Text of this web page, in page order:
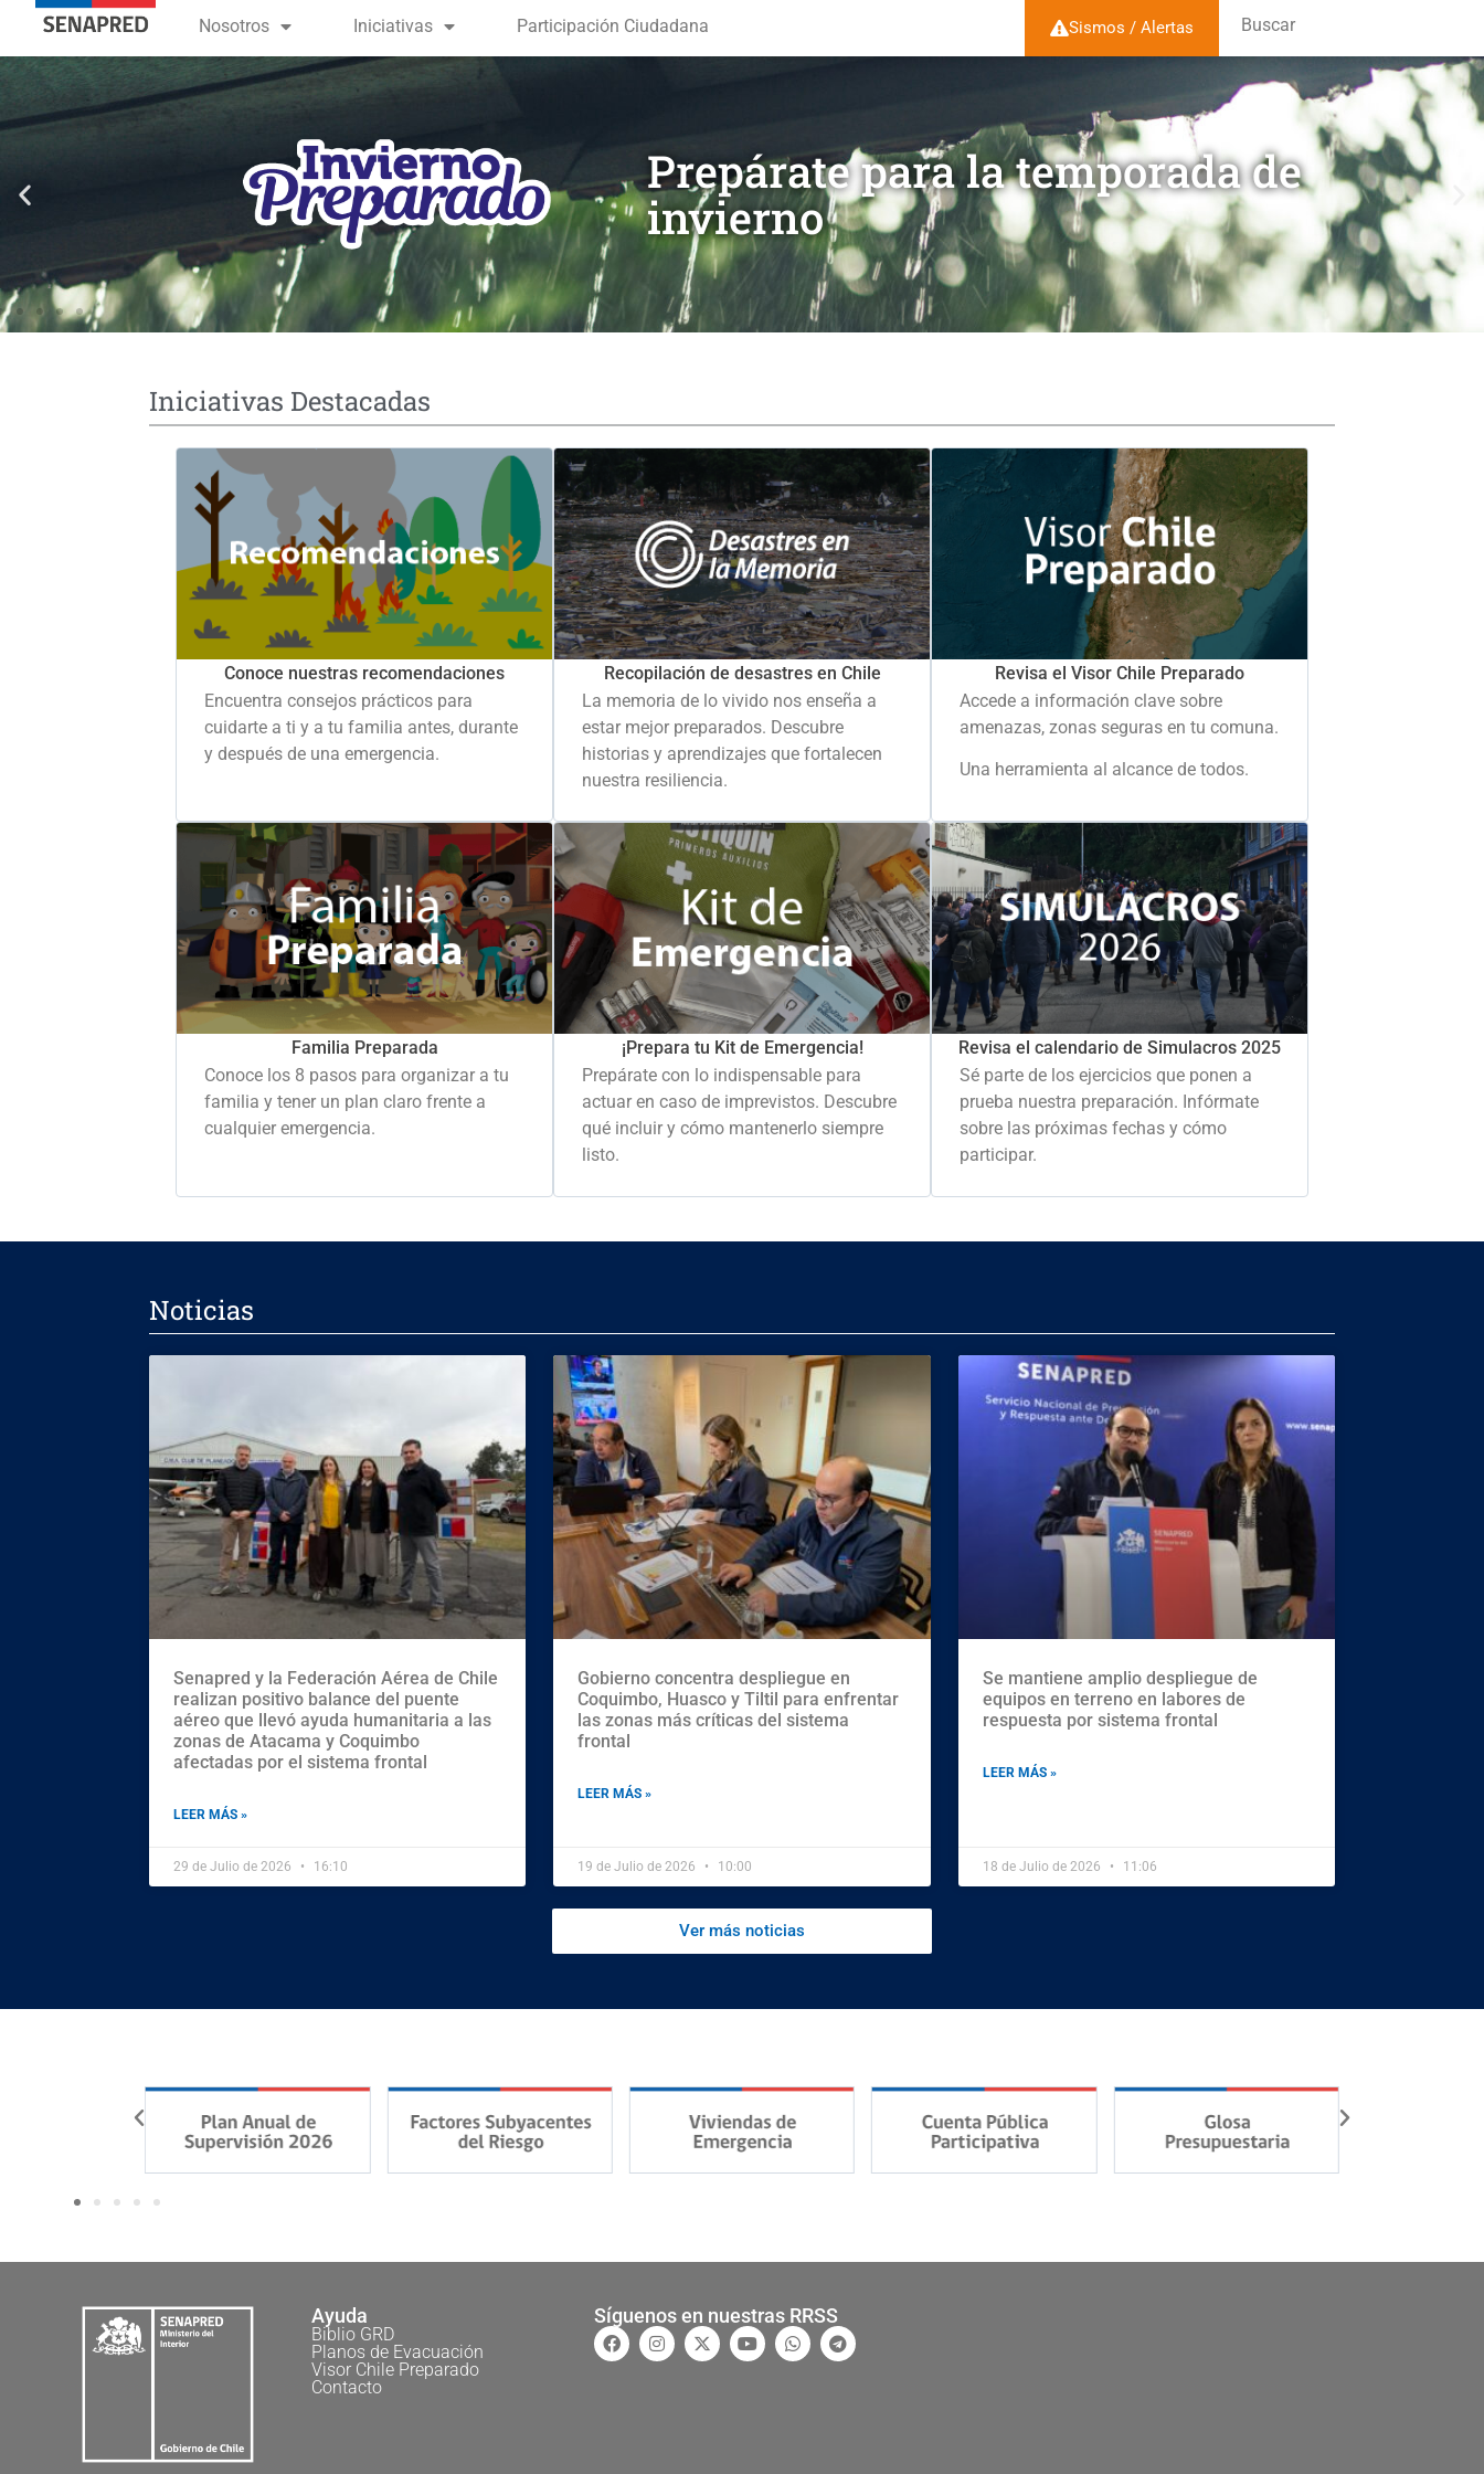
contenido
Nosotros Iniciativas Participación Ciudadana Sismos / Alertas Buscar
Prepárate para la temporada de
invierno
Iniciativas Destacadas
Conoce nuestras recomendaciones
Encuentra consejos prácticos para
cuidarte a ti y a tu familia antes, durante
y después de una emergencia.
Recopilación de desastres en Chile
La memoria de lo vivido nos enseña a
estar mejor preparados. Descubre
historias y aprendizajes que fortalecen
nuestra resiliencia.
Revisa el Visor Chile Preparado
Accede a información clave sobre
amenazas, zonas seguras en tu comuna.
Una herramienta al alcance de todos.
Familia Preparada
Conoce los 8 pasos para organizar a tu
familia y tener un plan claro frente a
cualquier emergencia.
¡Prepara tu Kit de Emergencia!
Prepárate con lo indispensable para
actuar en caso de imprevistos. Descubre
qué incluir y cómo mantenerlo siempre
listo.
Revisa el calendario de Simulacros 2025
Sé parte de los ejercicios que ponen a
prueba nuestra preparación. Infórmate
sobre las próximas fechas y cómo
participar.
Noticias
Senapred y la Federación Aérea de Chile
realizan positivo balance del puente
aéreo que llevó ayuda humanitaria a las
zonas de Atacama y Coquimbo
afectadas por el sistema frontal
LEER MÁS »
29 de Julio de 2026 16:10
Gobierno concentra despliegue en
Coquimbo, Huasco y Tiltil para enfrentar
las zonas más críticas del sistema
frontal
LEER MÁS »
19 de Julio de 2026 10:00
Se mantiene amplio despliegue de
equipos en terreno en labores de
respuesta por sistema frontal
LEER MÁS »
18 de Julio de 2026 11:06
Ver más noticias
Ayuda
Biblio GRD
Planos de Evacuación
Visor Chile Preparado
Contacto
Síguenos en nuestras RRSS